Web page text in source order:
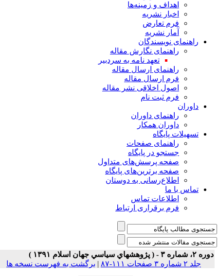
اهداف و زمینه‌ها
اخبار نشریه
فرم تعارض
آمار نشریه
راهنمای نویسندگان
راهنمای نگارش مقاله
تعهد نامه به سردبیر
راهنمای ارسال مقاله
فرم ارسال مقاله
اصول اخلاقی نشر مقاله
فرم ثبت نام
داوران
راهنمای داوران
داوران همکار
تسهیلات پایگاه
راهنمای صفحات
جستجو در پایگاه
صفحه پرسش‌های متداول
صفحه برترین‌های پایگاه
اطلاع‌رسانی به دوستان
تماس با ما
اطلاعات تماس
فرم برقراری ارتباط
۳ - ( پژوهشهاي سياسي جهان اسلام ۱۳۹۱ )
جلد ۲ شماره ۳ صفحات ۱۱۱-۸۷
| برگشت به فهرست نسخه ها